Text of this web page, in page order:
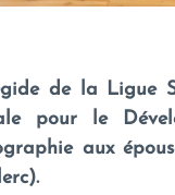
de la Ligue
pour le
aux